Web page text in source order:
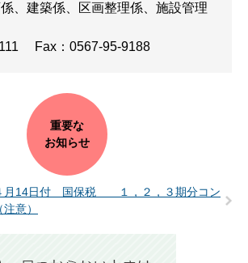
、建築係、区画整理係、施設管理
Fax：0567-95-9188
重要な
お知らせ
４月14日付 国保税 １，２，３期分コン
意）